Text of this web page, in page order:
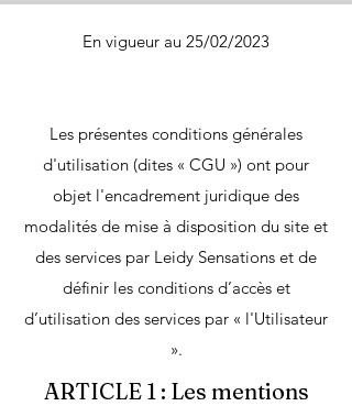
En vigueur au 25/02/2023
Les présentes conditions générales
d'utilisation (dites « CGU ») ont pour
objet l'encadrement juridique des
modalités de mise à disposition du site et
des services par Leidy Sensations et de
définir les conditions d’accès et
d’utilisation des services par « l'Utilisateur
».
ARTICLE 1 : Les mentions